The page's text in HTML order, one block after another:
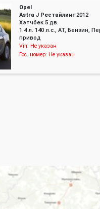
Opel
Astra J Рестайлинг 2012
Хэтчбек 5 дв.
1.4 л. 140 л.с., AT, Бензин,
привод
Vin: Не указан
Гос. номер: Не указан